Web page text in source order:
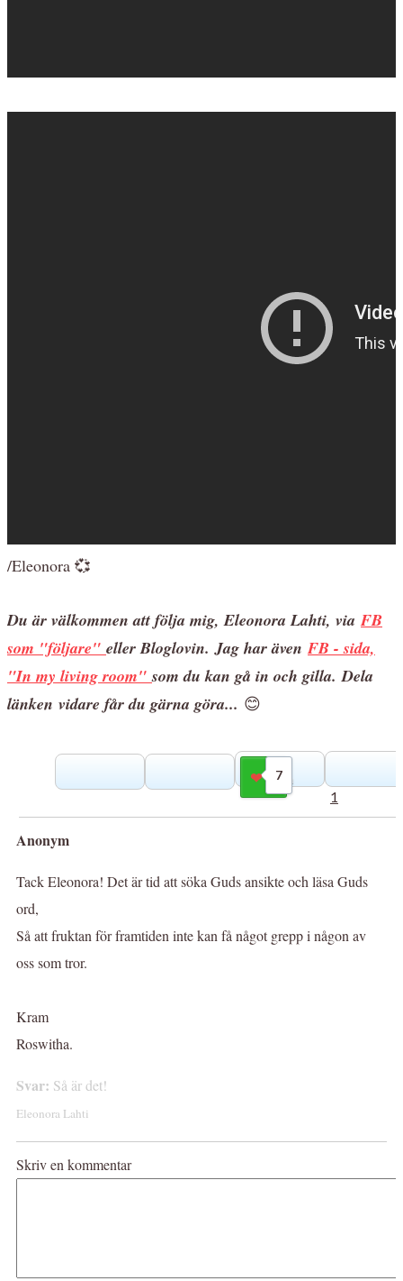
/Eleonora 💞
Du är välkommen att följa mig, Eleonora Lahti, via FB
som "följare" eller Bloglovin. Jag har även FB - sida,
"In my living room" som du kan gå in och gilla.Dela
länken vidare får du gärna göra... 😊
7
Gilla
1
Anonym
Tack Eleonora! Det är tid att söka Guds ansikte och läsa Guds
ord,
Så att fruktan för framtiden inte kan få något grepp i någon av
oss som tror.
Kram
Roswitha.
Svar: Så är det!
Eleonora Lahti
Skriv en kommentar